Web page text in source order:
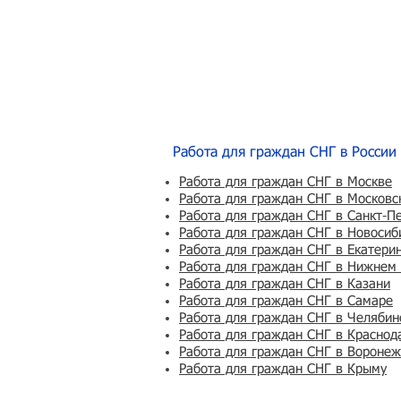
Работа для граждан СНГ в России
Работа для граждан СНГ в Москве
Работа для граждан СНГ в
Работа для граждан СНГ в Санкт-
Работа для граждан СНГ в
Работа для граждан СНГ в
Работа для граждан СНГ в Нижнем
Работа для граждан СНГ в Казани
Работа для граждан СНГ в Самаре
Работа для граждан СНГ в
Работа для граждан СНГ в
Работа для граждан СНГ в
Работа для граждан СНГ в Крыму